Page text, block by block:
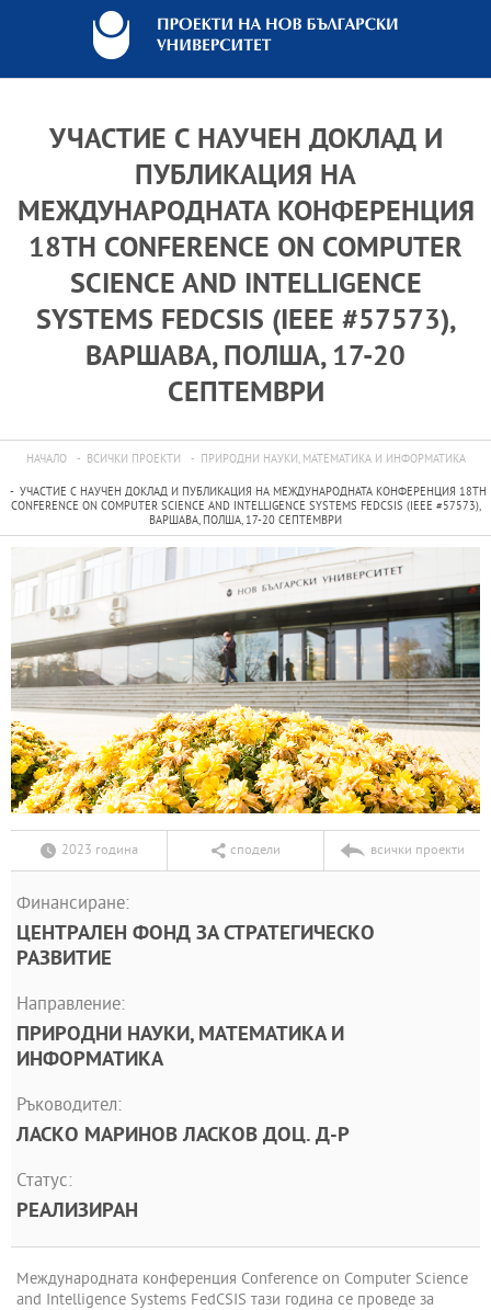
УЧАСТИЕ С НАУЧЕН ДОКЛАД И
ПУБЛИКАЦИЯ НА
МЕЖДУНАРОДНАТА КОНФЕРЕНЦИЯ
18TH CONFERENCE ON COMPUTER
SCIENCE AND INTELLIGENCE
SYSTEMS FEDCSIS (IEEE #57573),
ВАРШАВА, ПОЛША, 17-20
СЕПТЕМВРИ
НАЧАЛО ВСИЧКИ ПРОЕКТИ ПРИРОДНИ НАУКИ, МАТЕМАТИКА И ИНФОРМАТИКА
УЧАСТИЕ С НАУЧЕН ДОКЛАД И ПУБЛИКАЦИЯ НА МЕЖДУНАРОДНАТА КОНФЕРЕНЦИЯ 18TH
CONFERENCE ON COMPUTER SCIENCE AND INTELLIGENCE SYSTEMS FEDCSIS (IEEE #57573),
ВАРШАВА, ПОЛША, 17-20 СЕПТЕМВРИ
2023 година сподели всички проекти
Финансиране:
ЦЕНТРАЛЕН ФОНД ЗА СТРАТЕГИЧЕСКО
РАЗВИТИЕ
Направление:
ПРИРОДНИ НАУКИ, МАТЕМАТИКА И
ИНФОРМАТИКА
Ръководител:
ЛАСКО МАРИНОВ ЛАСКОВ ДОЦ. Д-Р
Статус:
РЕАЛИЗИРАН
Международната конференция Conference on Computer Science
and Intelligence Systems FedCSIS тази година се проведе за